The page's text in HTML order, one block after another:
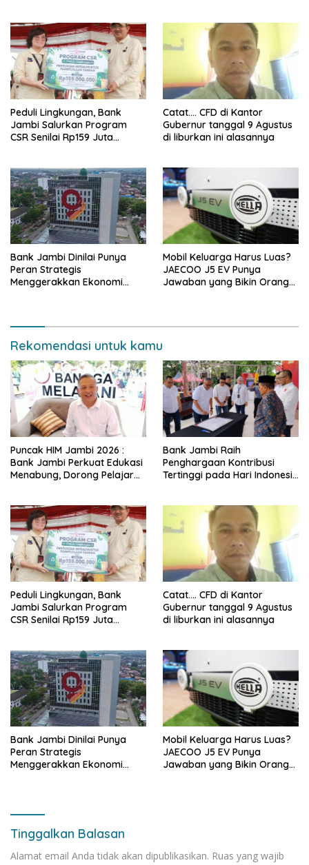
Peduli Lingkungan, Bank
Jambi Salurkan Program
CSR Senilai Rp159 Juta
Catat…. CFD di Kantor
Gubernur tanggal 9 Agustus
di liburkan ini alasannya
Bank Jambi Dinilai Punya
Peran Strategis
Menggerakkan Ekonomi
Mobil Keluarga Harus Luas?
JAECOO J5 EV Punya
Jawaban yang Bikin Orang
Rekomendasi untuk kamu
Puncak HIM Jambi 2026 :
Bank Jambi Perkuat Edukasi
Menabung, Dorong Pelajar
Bank Jambi Raih
Penghargaan Kontribusi
Tertinggi pada Hari Indonesia
Peduli Lingkungan, Bank
Jambi Salurkan Program
CSR Senilai Rp159 Juta
Catat…. CFD di Kantor
Gubernur tanggal 9 Agustus
di liburkan ini alasannya
Bank Jambi Dinilai Punya
Peran Strategis
Menggerakkan Ekonomi
Mobil Keluarga Harus Luas?
JAECOO J5 EV Punya
Jawaban yang Bikin Orang
Tinggalkan Balasan
Alamat email Anda tidak akan dipublikasikan. Ruas yang wajib